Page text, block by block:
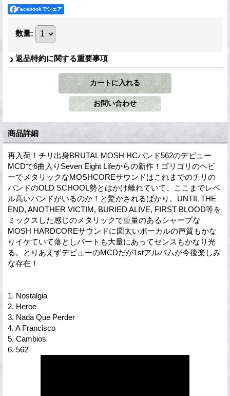
Facebookでシェア
数量:
返品特約に関する重要事項
商品詳細
再入荷！チリ出身BRUTAL MOSH HCバンド562のデビュー
MCDで6曲入りSeven Eight Lifeからの新作！ゴリゴリのヘビ
ーでメタリックなMOSHCOREサウンドはこれまでのチリの
バンドのOLD SCHOOL勢とはかけ離れていて、ここまでレベ
ル高いバンドがいるのか！と驚かされるばかり。UNTIL THE
END, ANOTHER VICTIM, BURIED ALIVE, FIRST BLOOD等を
ミックスした感じのメタリックで重量のあるシャープな
MOSH HARDCOREサウンドに図太いボーカルの声質もかな
りイケていて落としパートも大量にあってセンスもかなり光
る。とりあえずデビューのMCDだが1stアルバムが今後楽しみ
な存在！
1. Nostalgia
2. Heroe
3. Nada Que Perder
4. A Francisco
5. Cambios
6. 562